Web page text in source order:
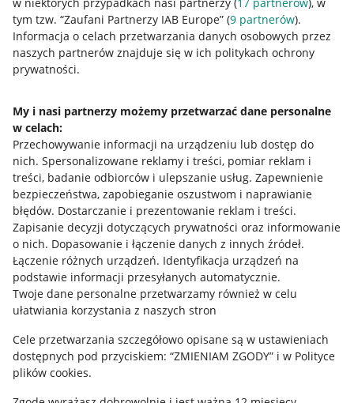
tym tzw. “Zaufani Partnerzy IAB Europe” (9 partnerów).
Informacja o celach przetwarzania danych osobowych przez
naszych partnerów znajduje się w ich politykach ochrony
prywatności.
My i nasi partnerzy możemy przetwarzać dane personalne
w celach:
Przechowywanie informacji na urządzeniu lub dostęp do
nich. Spersonalizowane reklamy i treści, pomiar reklam i
treści, badanie odbiorców i ulepszanie usług. Zapewnienie
bezpieczeństwa, zapobieganie oszustwom i naprawianie
błędów. Dostarczanie i prezentowanie reklam i treści.
Zapisanie decyzji dotyczących prywatności oraz informowanie
o nich. Dopasowanie i łączenie danych z innych źródeł.
Łączenie różnych urządzeń. Identyfikacja urządzeń na
podstawie informacji przesyłanych automatycznie.
Twoje dane personalne przetwarzamy również w celu
ułatwiania korzystania z naszych stron
Cele przetwarzania szczegółowo opisane są w ustawieniach
dostępnych pod przyciskiem: “ZMIENIAM ZGODY” i w Polityce
plików cookies.
Przydatne informacje
Jak to działa
Allegro Gadane dla sprzedających
Allegro Gadane dla kupujących
Mapa miejscowości
Informacje prawne
Regulamin
Polityka plików "cookies"
Ustawienia plików "cookies"
Udostępnianie lokalizacji
Informacje dla Aktu o Usługach Cyfrowych